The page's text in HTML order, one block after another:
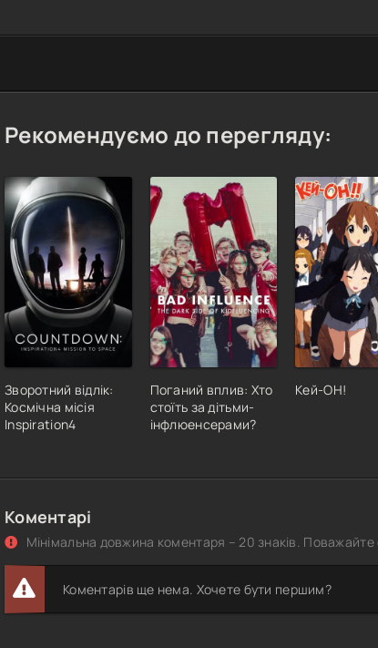
Рекомендуємо до перегляду:
Зворотний відлік:
Космічна місія
Inspiration4
Поганий вплив: Хто
стоїть за дітьми-
інфлюенсерами?
Кей-ОН!
Коментарі
Мінімальна довжина коментаря – 20 знаків. Поважайте
Коментарів ще нема. Хочете бути першим?